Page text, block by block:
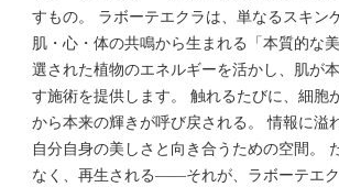
すもの。 ラボーテエクラは、単なるスキン
肌・心・体の共鳴から生まれる「本質的な
選された植物のエネルギーを活かし、肌が
す施術を提供します。 触れるたびに、細胞
から本来の輝きが呼び戻される。 情報に溢
自分自身の美しさと向き合うための空間。
なく、再生される——それが、ラボーテエ